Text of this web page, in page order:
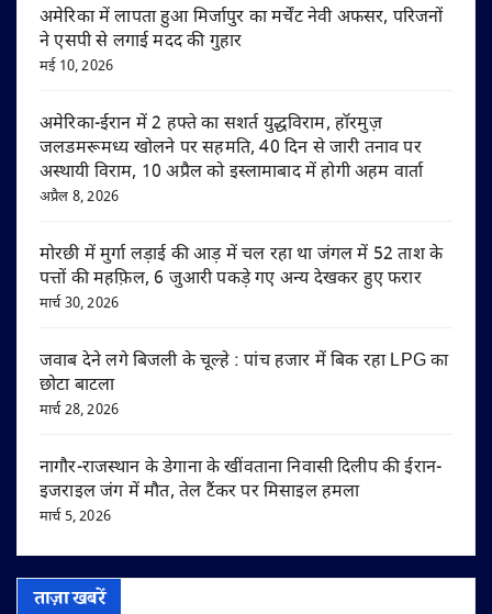
अमेरिका में लापता हुआ मिर्जापुर का मर्चेंट नेवी अफसर, परिजनों
ने एसपी से लगाई मदद की गुहार
मई 10, 2026
अमेरिका-ईरान में 2 हफ्ते का सशर्त युद्धविराम, हॉरमुज़
जलडमरूमध्य खोलने पर सहमति, 40 दिन से जारी तनाव पर
अस्थायी विराम, 10 अप्रैल को इस्लामाबाद में होगी अहम वार्ता
अप्रैल 8, 2026
मोरछी में मुर्गा लड़ाई की आड़ में चल रहा था जंगल में 52 ताश के
पत्तों की महफ़िल, 6 जुआरी पकड़े गए अन्य देखकर हुए फरार
मार्च 30, 2026
जवाब देने लगे बिजली के चूल्हे : पांच हजार में बिक रहा LPG का
छोटा बाटला
मार्च 28, 2026
नागौर-राजस्थान के डेगाना के खींवताना निवासी दिलीप की ईरान-
इजराइल जंग में मौत, तेल टैंकर पर मिसाइल हमला
मार्च 5, 2026
ताज़ा खबरें